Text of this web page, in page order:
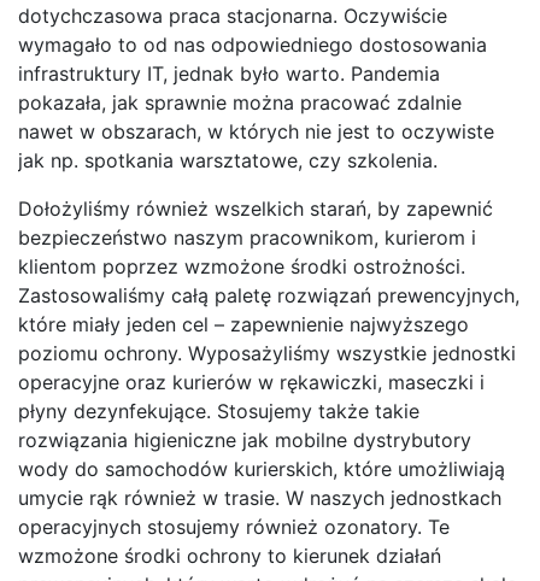
dotychczasowa praca stacjonarna. Oczywiście
wymagało to od nas odpowiedniego dostosowania
infrastruktury IT, jednak było warto. Pandemia
pokazała, jak sprawnie można pracować zdalnie
nawet w obszarach, w których nie jest to oczywiste
jak np. spotkania warsztatowe, czy szkolenia.
Dołożyliśmy również wszelkich starań, by zapewnić
bezpieczeństwo naszym pracownikom, kurierom i
klientom poprzez wzmożone środki ostrożności.
Zastosowaliśmy całą paletę rozwiązań prewencyjnych,
które miały jeden cel – zapewnienie najwyższego
poziomu ochrony. Wyposażyliśmy wszystkie jednostki
operacyjne oraz kurierów w rękawiczki, maseczki i
płyny dezynfekujące. Stosujemy także takie
rozwiązania higieniczne jak mobilne dystrybutory
wody do samochodów kurierskich, które umożliwiają
umycie rąk również w trasie. W naszych jednostkach
operacyjnych stosujemy również ozonatory. Te
wzmożone środki ochrony to kierunek działań